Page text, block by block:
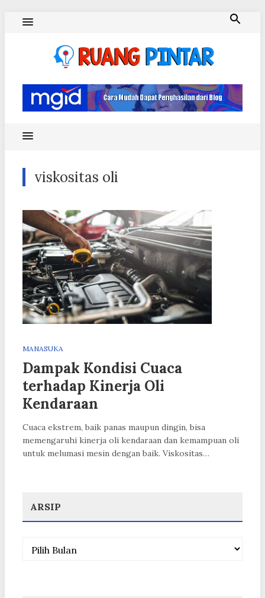
viskositas oli
MANASUKA
Dampak Kondisi Cuaca
terhadap Kinerja Oli
Kendaraan
Cuaca ekstrem, baik panas maupun dingin, bisa
memengaruhi kinerja oli kendaraan dan kemampuan oli
untuk melumasi mesin dengan baik. Viskositas…
ARSIP
Arsip